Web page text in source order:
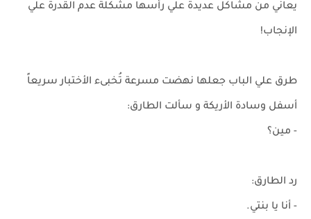
يعاني من مشاكل عديدة علي رأسها مشكلة عدم القدرة علي
الإنجاب!
طرق علي الباب جعلها نهضت مسرعة تُخبىء الأختبار سريعاً
أسفل وسادة الأريكة و سألت الطارق:
- مين؟
رد الطارق:
- أنا يا بنتي.